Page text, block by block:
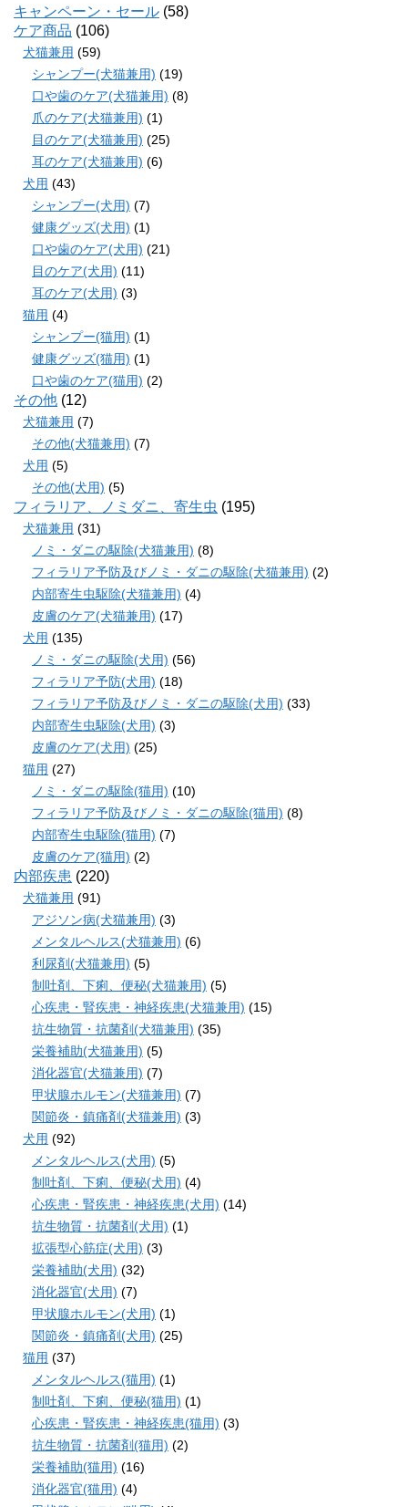
キャンペーン・セール (58)
ケア商品 (106)
犬猫兼用 (59)
シャンプー(犬猫兼用) (19)
口や歯のケア(犬猫兼用) (8)
爪のケア(犬猫兼用) (1)
目のケア(犬猫兼用) (25)
耳のケア(犬猫兼用) (6)
犬用 (43)
シャンプー(犬用) (7)
健康グッズ(犬用) (1)
口や歯のケア(犬用) (21)
目のケア(犬用) (11)
耳のケア(犬用) (3)
猫用 (4)
シャンプー(猫用) (1)
健康グッズ(猫用) (1)
口や歯のケア(猫用) (2)
その他 (12)
犬猫兼用 (7)
その他(犬猫兼用) (7)
犬用 (5)
その他(犬用) (5)
フィラリア、ノミダニ、寄生虫 (195)
犬猫兼用 (31)
ノミ・ダニの駆除(犬猫兼用) (8)
フィラリア予防及びノミ・ダニの駆除(犬猫兼用) (2)
内部寄生虫駆除(犬猫兼用) (4)
皮膚のケア(犬猫兼用) (17)
犬用 (135)
ノミ・ダニの駆除(犬用) (56)
フィラリア予防(犬用) (18)
フィラリア予防及びノミ・ダニの駆除(犬用) (33)
内部寄生虫駆除(犬用) (3)
皮膚のケア(犬用) (25)
猫用 (27)
ノミ・ダニの駆除(猫用) (10)
フィラリア予防及びノミ・ダニの駆除(猫用) (8)
内部寄生虫駆除(猫用) (7)
皮膚のケア(猫用) (2)
内部疾患 (220)
犬猫兼用 (91)
アジソン病(犬猫兼用) (3)
メンタルヘルス(犬猫兼用) (6)
利尿剤(犬猫兼用) (5)
制吐剤、下痢、便秘(犬猫兼用) (5)
心疾患・腎疾患・神経疾患(犬猫兼用) (15)
抗生物質・抗菌剤(犬猫兼用) (35)
栄養補助(犬猫兼用) (5)
消化器官(犬猫兼用) (7)
甲状腺ホルモン(犬猫兼用) (7)
関節炎・鎮痛剤(犬猫兼用) (3)
犬用 (92)
メンタルヘルス(犬用) (5)
制吐剤、下痢、便秘(犬用) (4)
心疾患・腎疾患・神経疾患(犬用) (14)
抗生物質・抗菌剤(犬用) (1)
拡張型心筋症(犬用) (3)
栄養補助(犬用) (32)
消化器官(犬用) (7)
甲状腺ホルモン(犬用) (1)
関節炎・鎮痛剤(犬用) (25)
猫用 (37)
メンタルヘルス(猫用) (1)
制吐剤、下痢、便秘(猫用) (1)
心疾患・腎疾患・神経疾患(猫用) (3)
抗生物質・抗菌剤(猫用) (2)
栄養補助(猫用) (16)
消化器官(猫用) (4)